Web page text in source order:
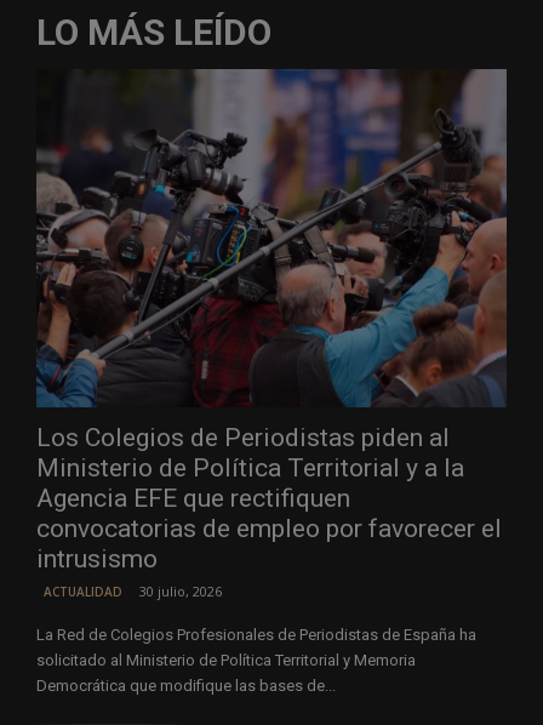
LO MÁS LEÍDO
Los Colegios de Periodistas piden al
Ministerio de Política Territorial y a la
Agencia EFE que rectifiquen
convocatorias de empleo por favorecer el
intrusismo
ACTUALIDAD 30 julio, 2026
La Red de Colegios Profesionales de Periodistas de España ha
solicitado al Ministerio de Política Territorial y Memoria
Democrática que modifique las bases de...